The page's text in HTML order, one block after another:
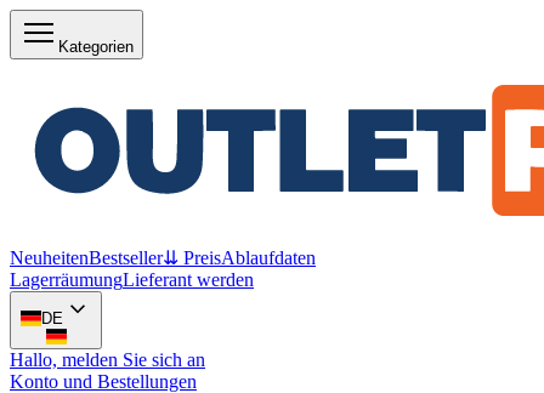
Kategorien
NeuheitenBestseller⇊ PreisAblaufdaten
LagerräumungLieferant werden
DE
Hallo, melden Sie sich an
Konto und Bestellungen